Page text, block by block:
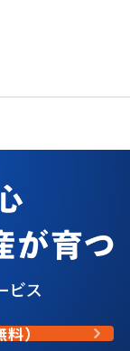
料）